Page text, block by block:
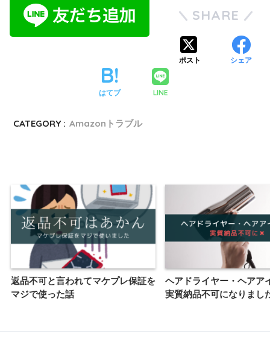
SHARE
ポスト シェア
はてブ LINE
CATEGORY : Amazonトラブル
返品不可と言われてマケプレ保証を
マジで使った話
ヘアドライヤー・ヘアア
実質納品不可になりまし